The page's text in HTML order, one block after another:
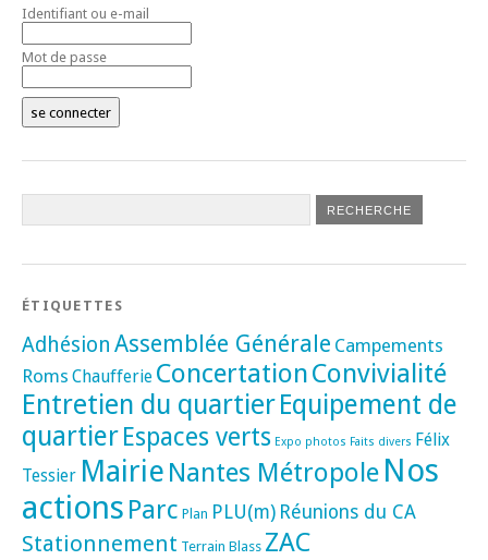
Identifiant ou e-mail
Mot de passe
ÉTIQUETTES
Adhésion Assemblée Générale Campements
Roms Chaufferie ConcertationConvivialité
Entretien du quartierEquipement de
quartierEspaces verts Expo photos Faits divers Félix
Tessier Mairie Nantes Métropole Nos
actions Parc Plan PLU(m) Réunions du CA
Stationnement Terrain Blass ZAC